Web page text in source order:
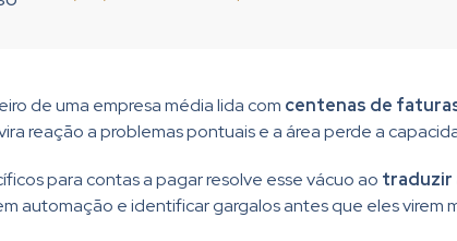
de uma empresa média lida com centenas de
vira reação a problemas pontuais e a área perde a
para contas a pagar resolve esse vácuo ao traduzir
automação e identificar gargalos antes que eles